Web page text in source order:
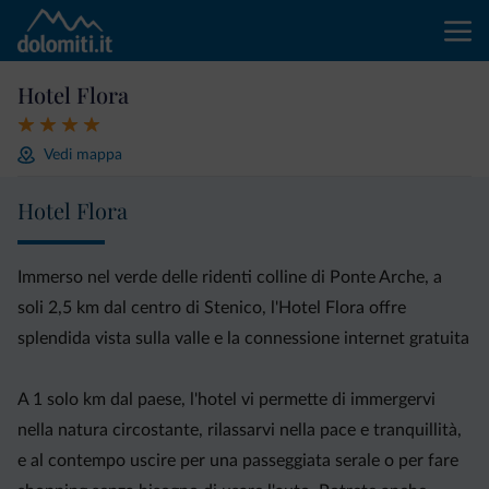
Hotel Flora
Vedi mappa
Hotel Flora
Immerso nel verde delle ridenti colline di Ponte Arche, a
soli 2,5 km dal centro di Stenico, l'Hotel Flora offre
splendida vista sulla valle e la connessione internet gratuita
A 1 solo km dal paese, l'hotel vi permette di immergervi
nella natura circostante, rilassarvi nella pace e tranquillità,
e al contempo uscire per una passeggiata serale o per fare